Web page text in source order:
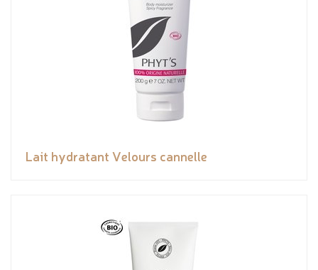
Lait hydratant Velours cannelle